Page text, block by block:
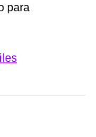
para